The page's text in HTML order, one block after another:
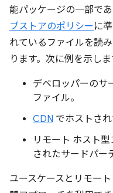
能パッケージの一部であ
ブストアのポリシー に
れているファイルを読
ります。次に例を示しま
デベロッパーのサ
ファイル。
CDN でホストされ
リモート ホスト
されたサードパー
ユースケースとリモー